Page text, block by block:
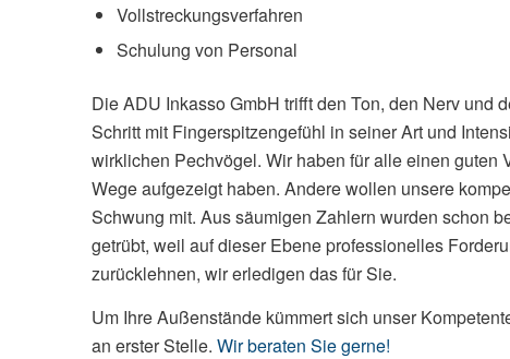
Vollstreckungsverfahren
Schulung von Personal
Die ADU Inkasso GmbH trifft den Ton, den Nerv und
Schritt mit Fingerspitzengefühl in seiner Art und
wirklichen Pechvögel. Wir haben für alle einen guten
Wege aufgezeigt haben. Andere wollen unsere
Schwung mit. Aus säumigen Zahlern wurden schon
getrübt, weil auf dieser Ebene professionelles
zurücklehnen, wir erledigen das für Sie.
Um Ihre Außenstände kümmert sich unser
an erster Stelle. Wir beraten Sie gerne!